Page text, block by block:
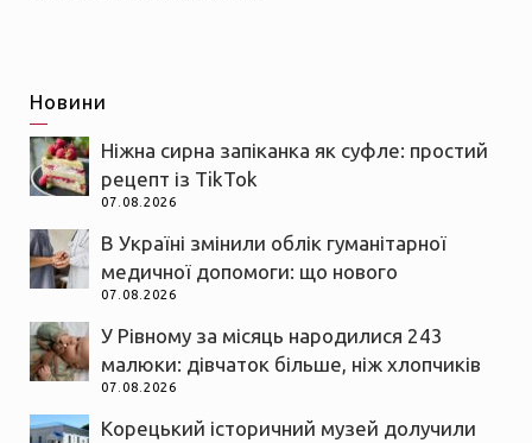
Новини
Ніжна сирна запіканка як суфле: простий
рецепт із TikTok
07.08.2026
В Україні змінили облік гуманітарної
медичної допомоги: що нового
07.08.2026
У Рівному за місяць народилися 243
малюки: дівчаток більше, ніж хлопчиків
07.08.2026
Корецький історичний музей долучили